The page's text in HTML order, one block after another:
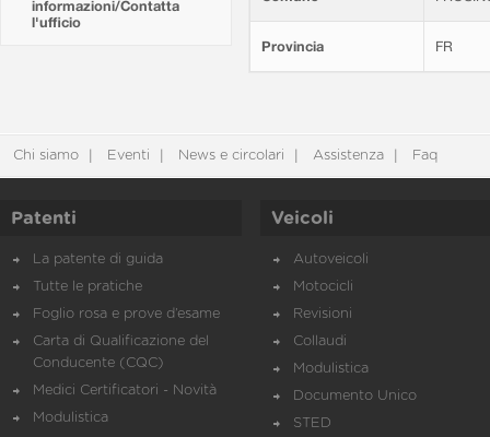
informazioni/Contatta
l'ufficio
Provincia FR
Chi siamo Eventi News e circolari Assistenza Faq
Patenti
La patente di guida
Tutte le pratiche
Foglio rosa e prove d’esame
Carta di Qualificazione del
Conducente (CQC)
Medici Certificatori - Novità
Modulistica
Veicoli
Autoveicoli
Motocicli
Revisioni
Collaudi
Modulistica
Documento Unico
STED